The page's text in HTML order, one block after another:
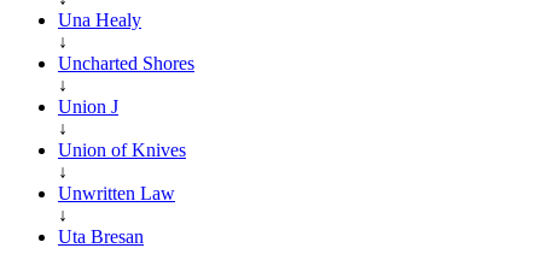
Una Healy
↓
Uncharted Shores
↓
Union J
↓
Union of Knives
↓
Unwritten Law
↓
Uta Bresan